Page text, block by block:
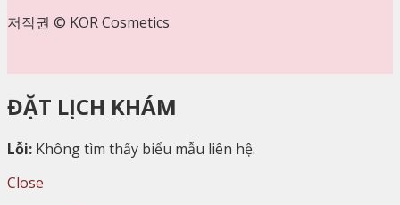
저작권 © KOR Cosmetics
ĐẶT LỊCH KHÁM
Lỗi: Không tìm thấy biểu mẫu liên hệ.
Close